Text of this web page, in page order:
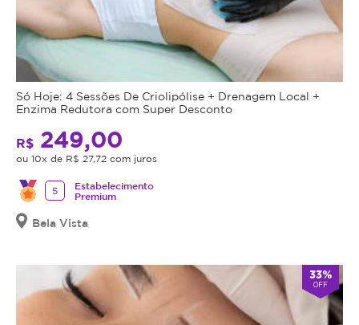
Só Hoje: 4 Sessões De Criolipólise + Drenagem Local +
Enzima Redutora com Super Desconto
R$ 249,00
ou 10x de R$ 27,72 com juros
5
Estabelecimento
Premium
Bela Vista
33%
OFF